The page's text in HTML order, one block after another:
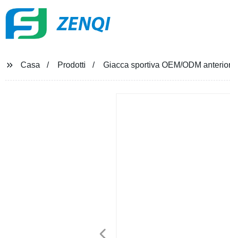
ZENQI
Casa Prodotti Giacca sportiva OEM/ODM